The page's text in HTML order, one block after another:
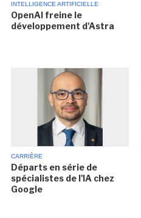
INTELLIGENCE ARTIFICIELLE
OpenAI freine le
développement d'Astra
CARRIÈRE
Départs en série de
spécialistes de l'IA chez
Google